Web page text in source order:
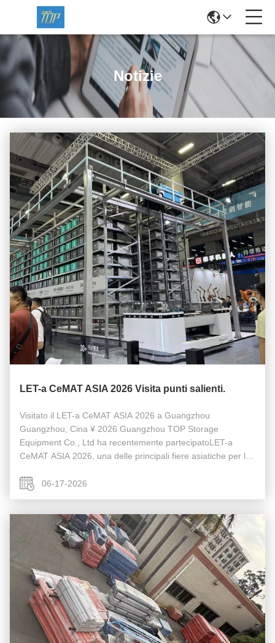
Notizie
LET-a CeMAT ASIA 2026 Visita punti salienti.
Visitato il LET-a CeMAT ASIA 2026 a Guangzhou
Guangzhou, Cina ¥ 2026 Guangzhou TOP Storage
Equipment Co., Ltd ha recentemente partecipatoLET-a
CeMAT ASIA 2026, una delle principali fiere asiatiche per le
sistemi di movimentazione dei materiali ...
06-17-2026